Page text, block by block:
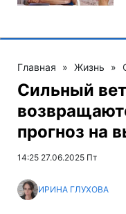
Главная » Жизнь »
Сильный
прогноз на
14:25 27.06.2025 Пт
ИРИНА ГЛУХОВА